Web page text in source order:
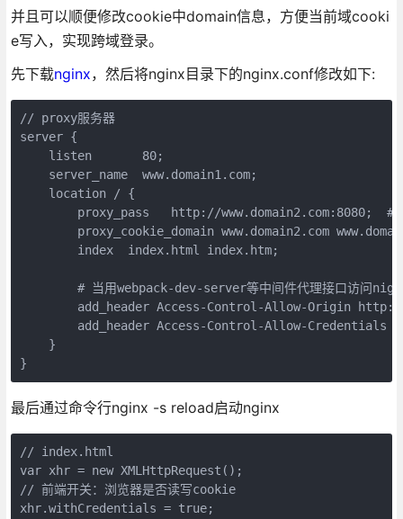
并且可以顺便修改cookie中domain信息，方便当前域cooki
e写入，实现跨域登录。
先下载nginx，然后将nginx目录下的nginx.conf修改如下:
// proxy服务器
server {
    listen       80;
    server_name  www.domain1.com;
    location / {
proxy_pass   http://www.domain2.com:8080;  #
proxy_cookie_domain www.domain2.com
        index  index.html index.htm;
# 当用webpack-dev-server等中间件代理接口访问
add_header Access-Control-Allow-Origin
add_header Access-Control-Allow-Credentials
    }
最后通过命令行nginx -s reload启动nginx
// index.html
var xhr = new XMLHttpRequest();
// 前端开关：浏览器是否读写cookie
xhr.withCredentials = true;